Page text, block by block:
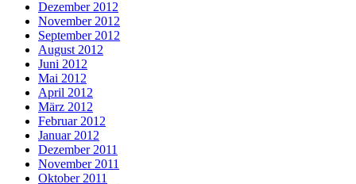
Dezember 2012
November 2012
September 2012
August 2012
Juni 2012
Mai 2012
April 2012
März 2012
Februar 2012
Januar 2012
Dezember 2011
November 2011
Oktober 2011